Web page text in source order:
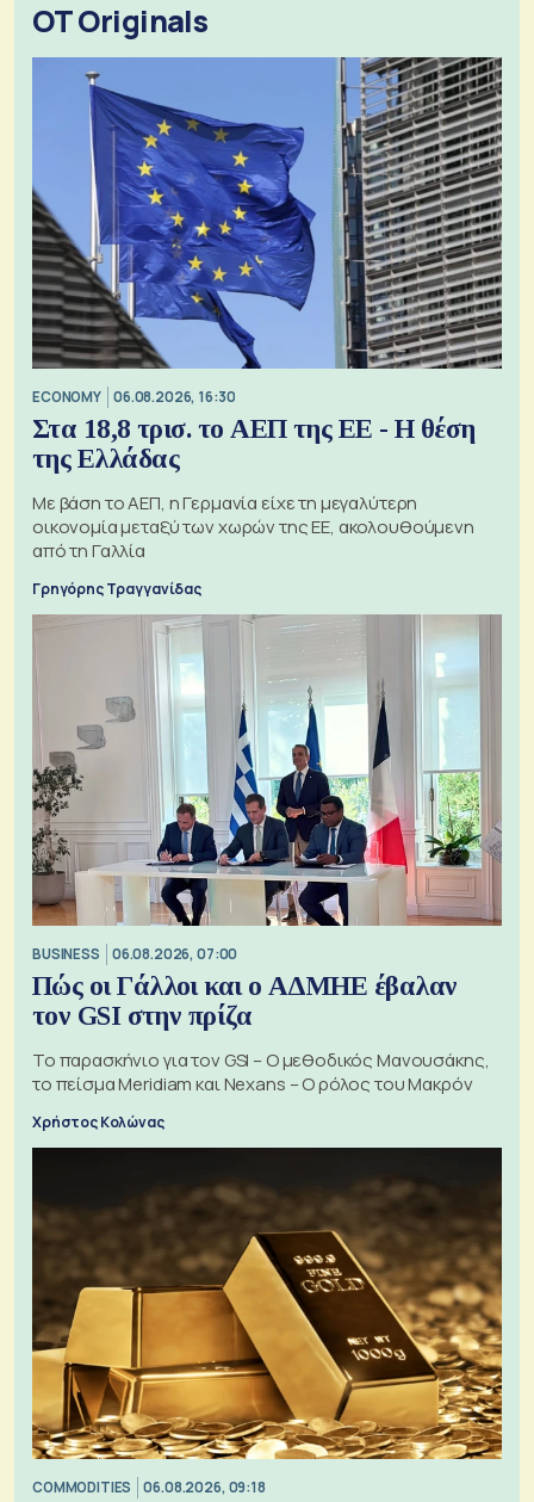
OT Originals
ECONOMY 06.08.2026, 16:30
Στα 18,8 τρισ. το ΑΕΠ της ΕΕ - Η θέση
της Ελλάδας
Με βάση το ΑΕΠ, η Γερμανία είχε τη μεγαλύτερη
οικονομία μεταξύ των χωρών της ΕΕ, ακολουθούμενη
από τη Γαλλία
Γρηγόρης Τραγγανίδας
BUSINESS 06.08.2026, 07:00
Πώς οι Γάλλοι και ο ΑΔΜΗΕ έβαλαν
τον GSI στην πρίζα
Το παρασκήνιο για τον GSI – Ο μεθοδικός Μανουσάκης,
το πείσμα Meridiam και Nexans – Ο ρόλος του Μακρόν
Χρήστος Κολώνας
COMMODITIES 06.08.2026, 09:18